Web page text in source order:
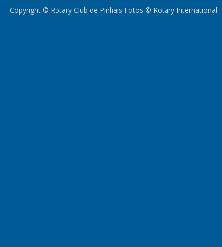
Copyright © Rotary Club de Pinhais Fotos © Rotary International